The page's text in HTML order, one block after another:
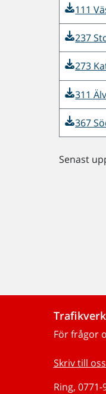
111
237
273
311
367
Senast
För frågor
Skriv till
Ring, 0771-